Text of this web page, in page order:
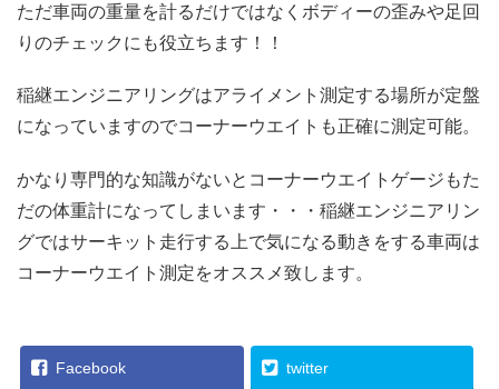
ただ車両の重量を計るだけではなくボディーの歪みや足回
りのチェックにも役立ちます！！
稲継エンジニアリングはアライメント測定する場所が定盤
になっていますのでコーナーウエイトも正確に測定可能。
かなり専門的な知識がないとコーナーウエイトゲージもた
だの体重計になってしまいます・・・稲継エンジニアリン
グではサーキット走行する上で気になる動きをする車両は
コーナーウエイト測定をオススメ致します。
Facebook twitter